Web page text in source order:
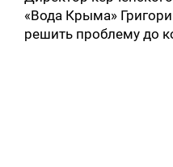
«Вода Крыма»
решить проблему до